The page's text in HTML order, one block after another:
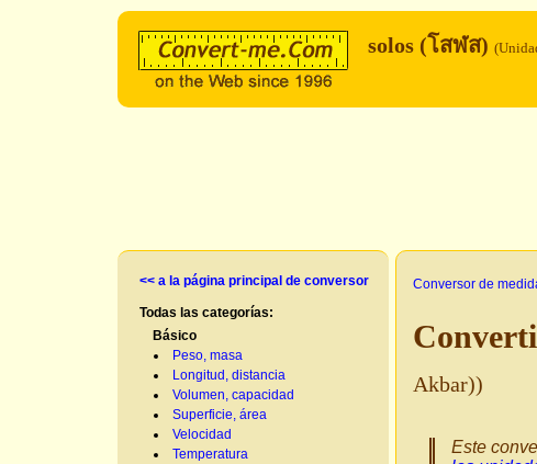
solos (โสฬส)
<< a la página principal de conversor
Todas las categorías:
Básico
Peso, masa
Longitud, distancia
Volumen, capacidad
Superficie, área
Velocidad
Temperatura
Conversor de
Akbar))
Este